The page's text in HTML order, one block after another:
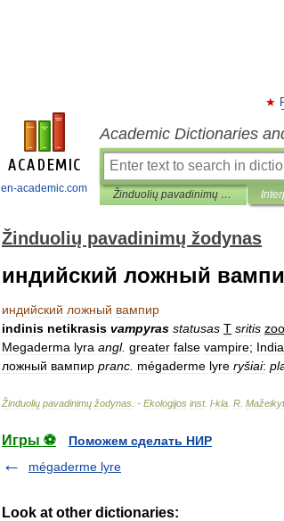
en-academic.com
Academic Dictionaries
Žinduolių pavadinimų žodynas
Žinduolių pavadinimų žodynas
индийский ложный
индийский ложный вампир
indinis netikrasis vampyras statusas T sritis
Megaderma lyra angl. greater false vampire;
ложный вампир pranc mégaderme lyre ryšiai:
Žinduolių pavadinimų žodynas . - Ekologijos inst. l-kla R
Игры ⚽
Поможем сделать НИР
mégaderme lyre
Look at other dictionaries: